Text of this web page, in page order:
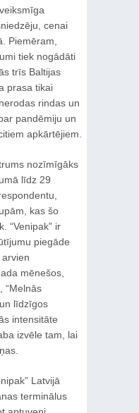
cenai
Piemēram,
tiek nogādāti
trīs Baltijas
prasa tikai
rindas un
pandēmiju un
apkārtējiem.
nozīmīgāks
līdz 29
kas šo
“Venipak” ir
piegāde
mēnešos,
“Melnās
līdzīgos
intensitāte
izvēle tam, lai
Latvijā
terminālus